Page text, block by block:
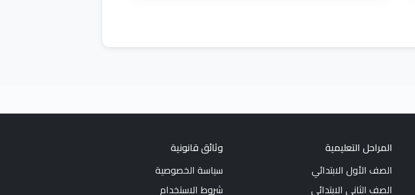
المراحل التعليمية
الصف الأول الابتدائي
الصف الثاني الابتدائي
وثائق قانونية
سياسة الخصوصية
شروط الاستخدام